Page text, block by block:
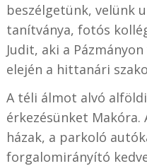
beszélgetünk, velünk
tanítványa, fotós
Judit, aki a
elején a hittanári
A téli álmot alvó
érkezésünket
házak, a parkoló
forgalomirányító